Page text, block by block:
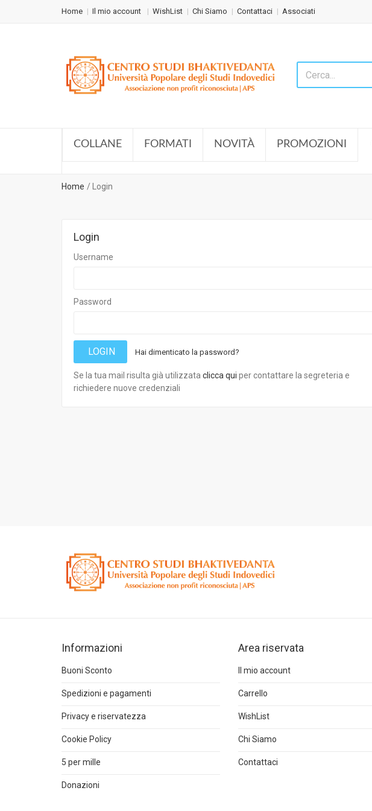
Home Il mio account WishList Chi Siamo Contattaci Associati
COLLANE FORMATI NOVITÀ PROMOZIONI
Home Login
Login
Username
Password
LOGIN Hai dimenticato la password?
Se la tua mail risulta già utilizzata clicca qui per contattare la segreteria e
richiedere nuove credenziali
Informazioni
Buoni Sconto
Spedizioni e pagamenti
Privacy e riservatezza
Cookie Policy
5 per mille
Donazioni
Area riservata
Il mio account
Carrello
WishList
Chi Siamo
Contattaci